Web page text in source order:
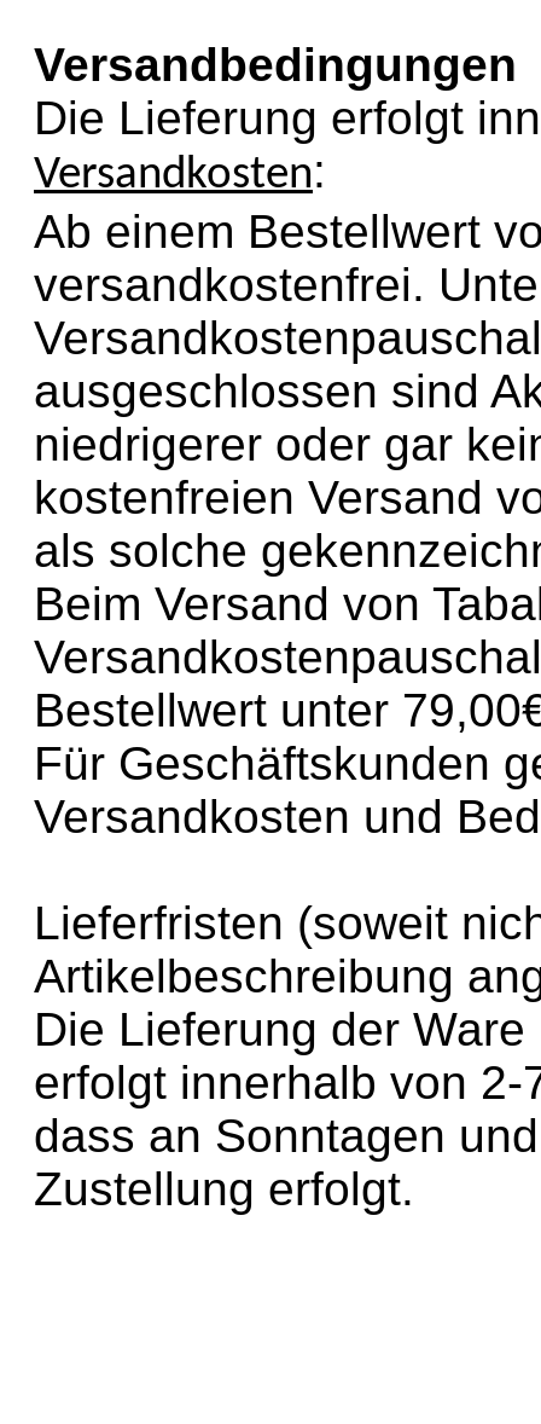
Versandbedingungen
Die Lieferung erfolgt
Versandkosten:
Ab einem Bestellwert
versandkostenfrei.
ausgeschlossen sind
niedrigerer oder gar
kostenfreien Versand
als solche
Beim Versand von
Bestellwert unter
Für Geschäftskunden
Versandkosten und
Lieferfristen (soweit
Artikelbeschreibung
Die Lieferung der
erfolgt innerhalb von
dass an Sonntagen
Zustellung erfolgt.